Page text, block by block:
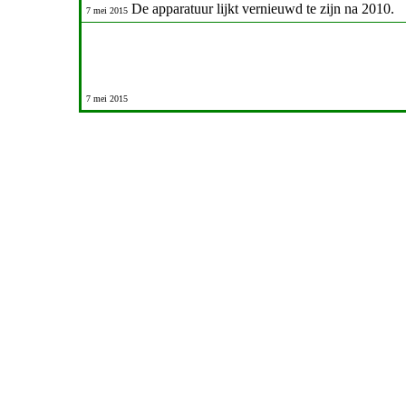
7 mei 2015 De apparatuur lijkt vernieuwd te zijn na 2010.
7 mei 2015